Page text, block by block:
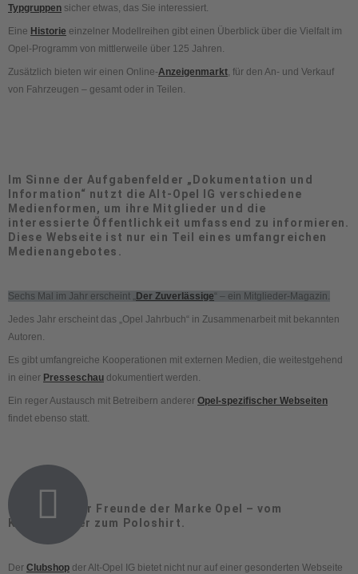
Typgruppen sicher etwas, das Sie interessiert.
Eine Historie einzelner Modellreihen gibt einen Überblick über die Vielfalt im
Opel-Programm von mittlerweile über 125 Jahren.
Zusätzlich bieten wir einen Online-Anzeigenmarkt , für den An- und Verkauf
von Fahrzeugen – gesamt oder in Teilen.
Im Sinne der Aufgabenfelder „Dokumentation und
Information“ nutzt die Alt-Opel IG verschiedene
Medienformen, um ihre Mitglieder und die
interessierte Öffentlichkeit umfassend zu informieren.
Diese Webseite ist nur ein Teil eines umfangreichen
Medienangebotes.
Sechs Mal im Jahr erscheint „ Der Zuverlässige “ – ein Mitglieder-Magazin.
Jedes Jahr erscheint das „Opel Jahrbuch“ in Zusammenarbeit mit bekannten
Autoren.
Es gibt umfangreiche Kooperationen mit externen Medien, die weitestgehend
in einer Presseschau dokumentiert werden.
Ein reger Austausch mit Betreibern anderer Opel-spezifischer Webseiten
findet ebenso statt.
Fanartikel für Freunde der Marke Opel – vom
Kaffeebecher zum Poloshirt.
Der Clubshop der Alt-Opel IG bietet nicht nur auf einer gesonderten Webseite